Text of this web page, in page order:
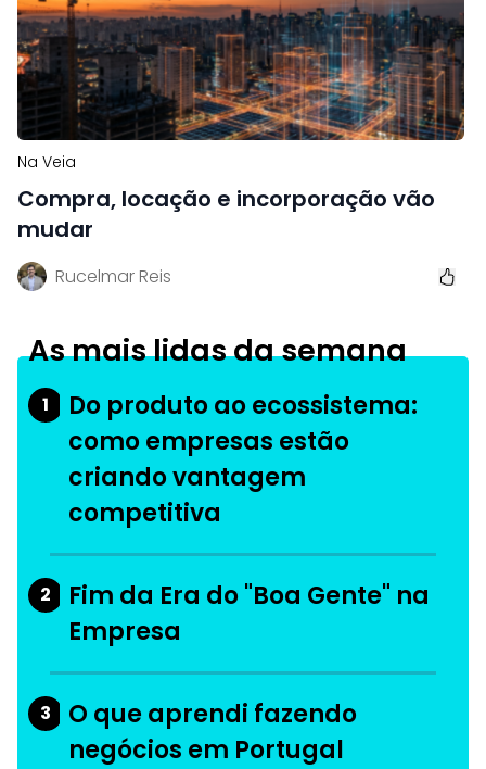
Na Veia
Compra, locação e incorporação vão
mudar
Rucelmar Reis
As mais lidas da semana
1
Do produto ao ecossistema:
como empresas estão
criando vantagem
competitiva
2
Fim da Era do "Boa Gente" na
Empresa
3
O que aprendi fazendo
negócios em Portugal